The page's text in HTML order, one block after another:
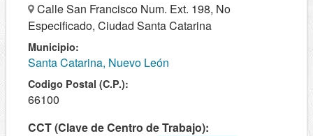
Calle San Francisco Num. Ext. 198, No
Especificado, Ciudad Santa Catarina
Municipio:
Santa Catarina, Nuevo León
Codigo Postal (C.P.):
66100
CCT (Clave de Centro de Trabajo):